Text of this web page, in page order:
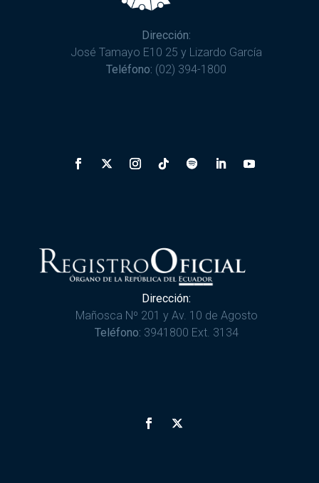
Dirección:
José Tamayo E10 25 y Lizardo García
Teléfono: (02) 394-1800
Dirección:
Mañosca Nº 201 y Av. 10 de Agosto
Teléfono: 3941800 Ext. 3134